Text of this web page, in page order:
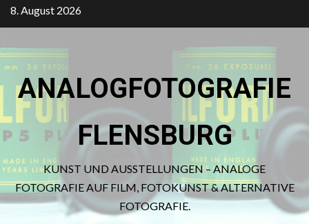
Zum
Inhalt
springen
8. August 2026
ANALOGFOTOGRAFIE
FLENSBURG
KUNST UND AUSSTELLUNGEN – ANALOGE
FOTOGRAFIE AUF FILM, FOTOKUNST & ALTERNATIVE
FOTOGRAFIE.